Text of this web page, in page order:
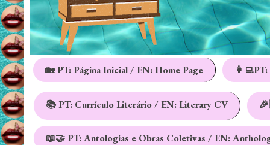
🏡 PT: Página Inicial / EN: Home Page
📚 PT: Currículo Literário / EN: Literary CV
📖🤝 PT: Antologias e Obras Coletivas / EN: